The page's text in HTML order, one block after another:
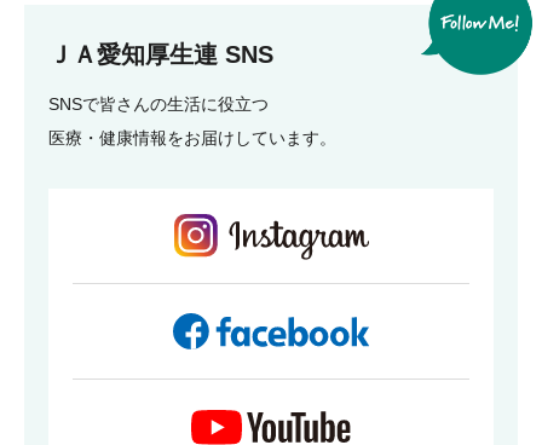
ＪＡ愛知厚生連 SNS
SNSで皆さんの生活に役立つ
医療・健康情報をお届けしています。